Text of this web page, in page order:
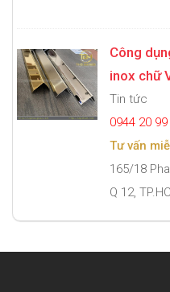
Công
inox chữ
Tin tức
0944 20
Tư vấn
165/18
Q 12,